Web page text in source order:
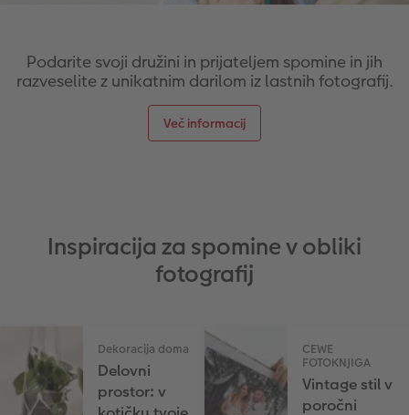
Podarite svoji družini in prijateljem spomine in jih
razveselite z unikatnim darilom iz lastnih fotografij.
Več informacij
Inspiracija za spomine v obliki
fotografij
Dekoracija doma
Delovni
prostor: v
CEWE
FOTOKNJIGA
Vintage stil v
poročni